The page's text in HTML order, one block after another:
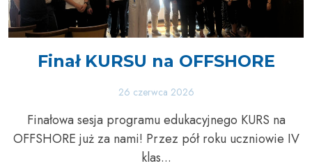
Finał KURSU na OFFSHORE
26 czerwca 2026
Finałowa sesja programu edukacyjnego KURS na
OFFSHORE już za nami! Przez pół roku uczniowie IV
klas...